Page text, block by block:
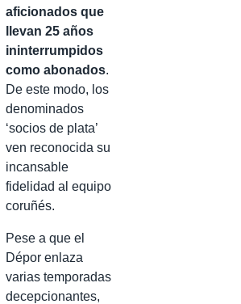
aficionados que
llevan 25 años
ininterrumpidos
como abonados.
De este modo, los
denominados
‘socios de plata’
ven reconocida su
incansable
fidelidad al equipo
coruñés.
Pese a que el
Dépor enlaza
varias temporadas
decepcionantes,